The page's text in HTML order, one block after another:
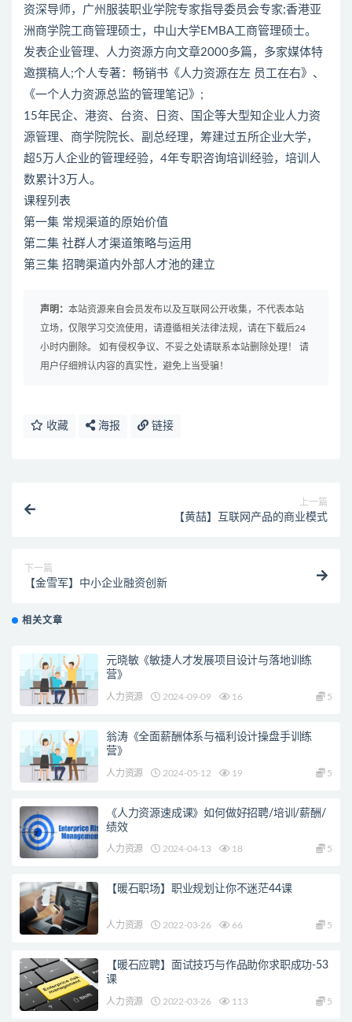
资深导师，广州服装职业学院专家指导委员会专家;香港亚
洲商学院工商管理硕士，中山大学EMBA工商管理硕士。
发表企业管理、人力资源方向文章2000多篇，多家媒体特
邀撰稿人;个人专著：畅销书《人力资源在左 员工在右》、
《一个人力资源总监的管理笔记》;
15年民企、港资、台资、日资、国企等大型知企业人力资
源管理、商学院院长、副总经理，筹建过五所企业大学，
超5万人企业的管理经验，4年专职咨询培训经验，培训人
数累计3万人。
课程列表
第一集 常规渠道的原始价值
第二集 社群人才渠道策略与运用
第三集 招聘渠道内外部人才池的建立
声明： 本站资源来自会员发布以及互联网公开收集，不代表本站
立场，仅限学习交流使用，请遵循相关法律法规，请在下载后24
小时内删除。 如有侵权争议、不妥之处请联系本站删除处理！ 请
用户仔细辨认内容的真实性，避免上当受骗！
收藏 海报 链接
上一篇
【黄喆】互联网产品的商业模式
下一篇
【金雪军】中小企业融资创新
相关文章
元晓敏《敏捷人才发展项目设计与落地训练
营》
人力资源 2024-09-09 16 5
翁涛《全面薪酬体系与福利设计操盘手训练
营》
人力资源 2024-05-12 19 5
《人力资源速成课》如何做好招聘/培训/薪酬/
绩效
人力资源 2024-04-13 18 5
【暖石职场】职业规划让你不迷茫44课
人力资源 2022-03-26 66 5
【暖石应聘】面试技巧与作品助你求职成功-53
课
人力资源 2022-03-26 113 5